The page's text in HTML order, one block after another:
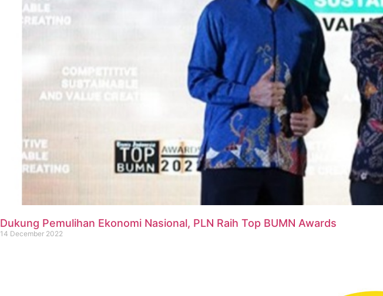
Dukung Pemulihan Ekonomi Nasional, PLN Raih Top BUMN Awards
14 December 2022